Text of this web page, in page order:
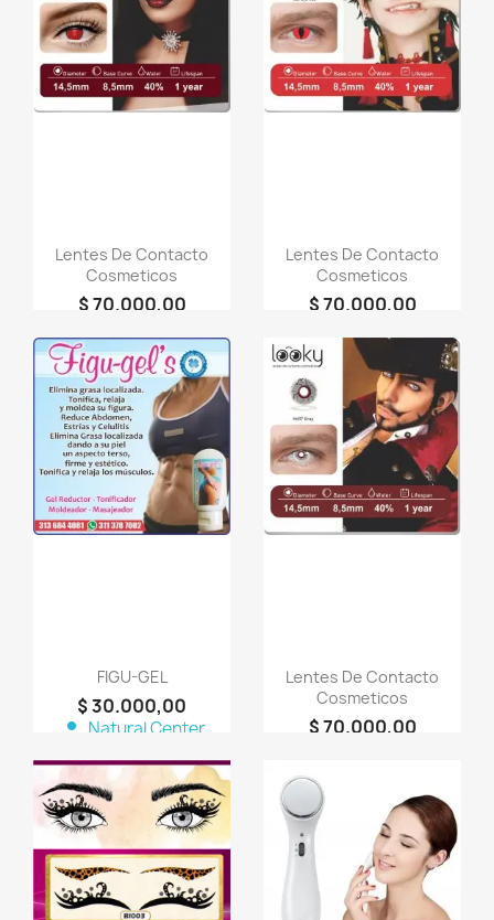
Lentes De Contacto
Cosmeticos
$ 70.000,00
COSMETICOS
Lentes De Contacto
Cosmeticos
$ 70.000,00
COSMETICOS
FIGU-GEL
$ 30.000,00
person Natural Center
favorite_border
Lentes De Contacto
Cosmeticos
$ 70.000,00
COSMETICOS
favorite_border
favorite_border favorite_border